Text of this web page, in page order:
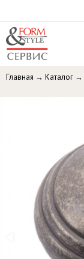
Главная → Каталог →